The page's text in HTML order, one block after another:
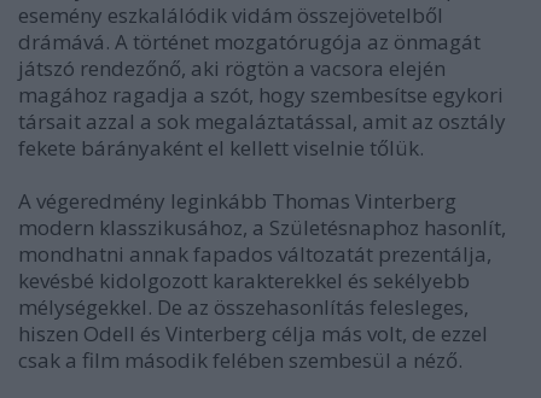
esemény eszkalálódik vidám összejövetelből
drámává. A történet mozgatórugója az önmagát
játszó rendezőnő, aki rögtön a vacsora elején
magához ragadja a szót, hogy szembesítse egykori
társait azzal a sok megaláztatással, amit az osztály
fekete bárányaként el kellett viselnie tőlük.
A végeredmény leginkább Thomas Vinterberg
modern klasszikusához, a Születésnaphoz hasonlít,
mondhatni annak fapados változatát prezentálja,
kevésbé kidolgozott karakterekkel és sekélyebb
mélységekkel. De az összehasonlítás felesleges,
hiszen Odell és Vinterberg célja más volt, de ezzel
csak a film második felében szembesül a néző.